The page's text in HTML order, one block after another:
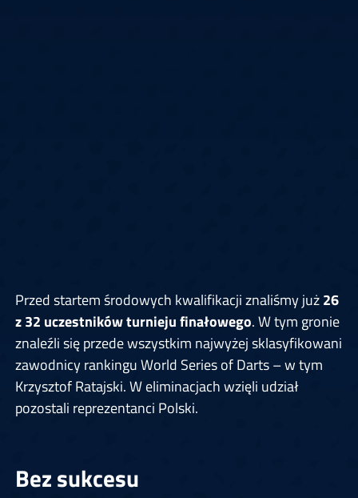
Przed startem środowych kwalifikacji znaliśmy już26
z 32 uczestników turnieju finałowego. W tym gronie
znaleźli się przede wszystkim najwyżej sklasyfikowani
zawodnicy rankingu World Series of Darts – w tym
Krzysztof Ratajski. W eliminacjach wzięli udział
pozostali reprezentanci Polski.
Bez sukcesu